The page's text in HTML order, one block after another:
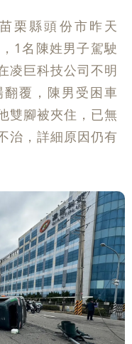
栗縣頭份市昨天
1名陳姓男子駕駛
凌巨科技公司不明
覆，陳男受困車
雙腳被夾住，已無
治，詳細原因仍有